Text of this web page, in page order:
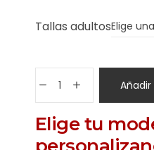
Tallas adultos
Elige tu